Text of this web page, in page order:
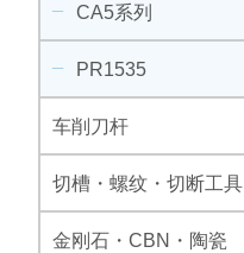
CA5系列
PR1535
车削刀杆
切槽・螺纹・切断工具
金刚石・CBN・陶瓷